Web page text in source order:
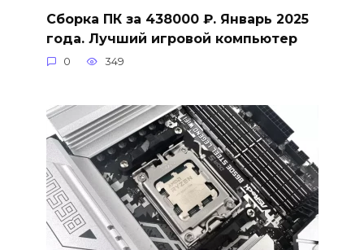
Сборка ПК за 438000 ₽. Январь 2025
года. Лучший игровой компьютер
0 349